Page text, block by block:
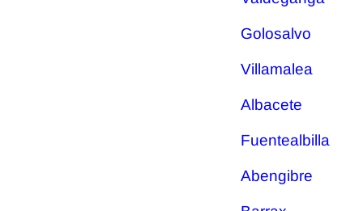
Golosalvo
Villamalea
Albacete
Fuentealbilla
Abengibre